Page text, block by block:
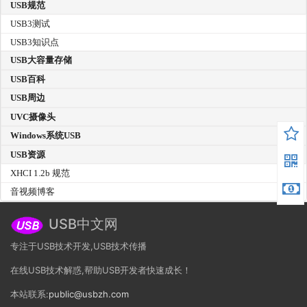
USB规范
USB3测试
USB3知识点
USB大容量存储
USB百科
USB周边
UVC摄像头
Windows系统USB
USB资源
XHCI 1.2b 规范
音视频博客
USB中文网
专注于USB技术开发,USB技术传播
在线USB技术解惑,帮助USB开发者快速成长！
本站联系:public@usbzh.com